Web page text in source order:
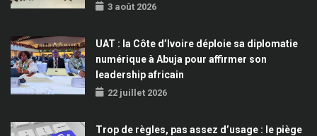
3 août 2026
UAT : la Côte d’Ivoire déploie sa diplomatie
numérique à Abuja pour affirmer son
leadership africain
22 juillet 2026
Trop de règles, pas assez d’usage : le piège